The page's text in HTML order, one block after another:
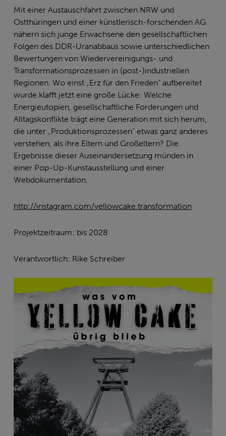
Mit einer Austauschfahrt zwischen NRW und
Ostthüringen und einer künstlerisch-forschenden AG
nähern sich junge Erwachsene den gesellschaftlichen
Folgen des DDR-Uranabbaus sowie unterschiedlichen
Bewertungen von Wiedervereinigungs- und
Transformationsprozessen in (post-)industriellen
Regionen. Wo einst „Erz für den Frieden“ aufbereitet
wurde klafft jetzt eine große Lücke: Welche
Energieutopien, gesellschaftliche Forderungen und
Alltagskonflikte trägt eine Generation mit sich herum,
die unter „Produktionsprozessen“ etwas ganz anderes
verstehen, als ihre Eltern und Großeltern? Die
Ergebnisse dieser Auseinandersetzung münden in
einer Pop-Up-Kunstausstellung und einer
Webdokumentation.
http://instagram.com/yellowcake.transformation
Projektzeitraum: bis 2028
Verantwortlich: Rike Schreiber